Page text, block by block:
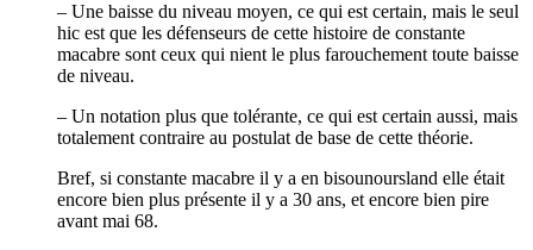
– Une baisse du niveau moyen, ce qui est certain, mais le seul
hic est que les défenseurs de cette histoire de constante
macabre sont ceux qui nient le plus farouchement toute baisse
de niveau.
– Un notation plus que tolérante, ce qui est certain aussi, mais
totalement contraire au postulat de base de cette théorie.
Bref, si constante macabre il y a en bisounoursland elle était
encore bien plus présente il y a 30 ans, et encore bien pire
avant mai 68.